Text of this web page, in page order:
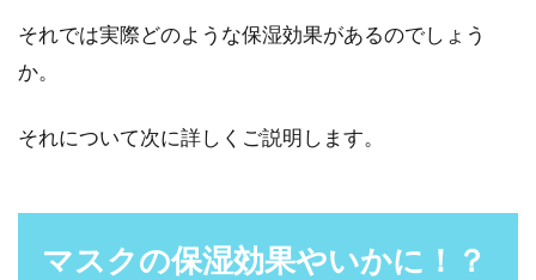
それでは実際どのような保湿効果があるのでしょう
か。
それについて次に詳しくご説明します。
マスクの保湿効果やいかに！？